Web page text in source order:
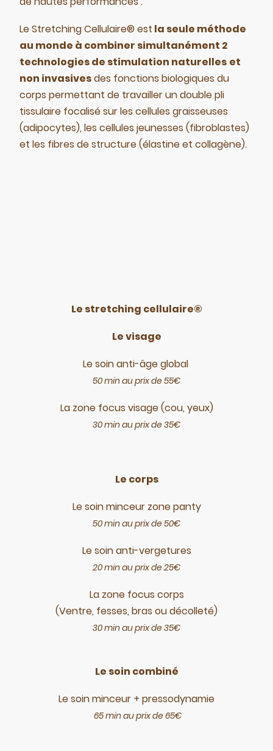
Le Stretching Cellulaire® est la seule méthode
au monde à combiner simultanément 2
technologies de stimulation naturelles et
non invasivesdes fonctions biologiques du
corps permettant de travailler un double pli
tissulaire focalisé sur les cellules graisseuses
(adipocytes), les cellules jeunesses (fibroblastes)
et les fibres de structure (élastine et collagène).
Le stretching cellulaire®
Le visage
Le soin anti-âge global
50 min au prix de 55€
La zone focus visage (cou, yeux)
30 min au prix de 35€
Le corps
Le soin minceur zone panty
50 min au prix de 50€
Le soin anti-vergetures
20 min au prix de 25€
La zone focus corps
(Ventre, fesses, bras ou décolleté)
30 min au prix de 35€
Le soin combiné
Le soin minceur + pressodynamie
65 min au prix de 65€